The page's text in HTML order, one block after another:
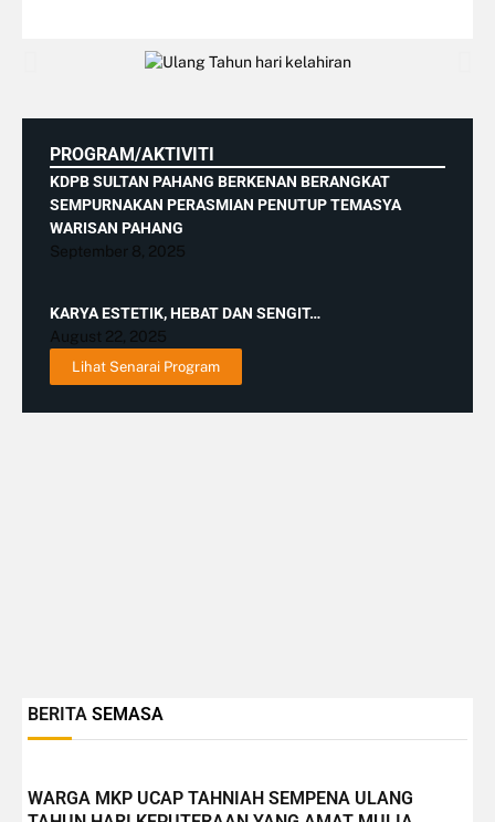
PROGRAM/AKTIVITI
KDPB SULTAN PAHANG BERKENAN BERANGKAT
SEMPURNAKAN PERASMIAN PENUTUP TEMASYA
WARISAN PAHANG
September 8, 2025
KARYA ESTETIK, HEBAT DAN SENGIT…
August 22, 2025
Lihat Senarai Program
BERITA SEMASA
WARGA MKP UCAP TAHNIAH SEMPENA ULANG